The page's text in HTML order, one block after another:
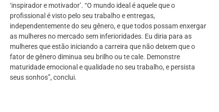
‘inspirador e motivador’. “O mundo ideal é aquele que o
profissional é visto pelo seu trabalho e entregas,
independentemente do seu gênero, e que todos possam enxergar
as mulheres no mercado sem inferioridades. Eu diria para as
mulheres que estão iniciando a carreira que não deixem que o
fator de gênero diminua seu brilho ou te cale. Demonstre
maturidade emocional e qualidade no seu trabalho, e persista
seus sonhos”, conclui.